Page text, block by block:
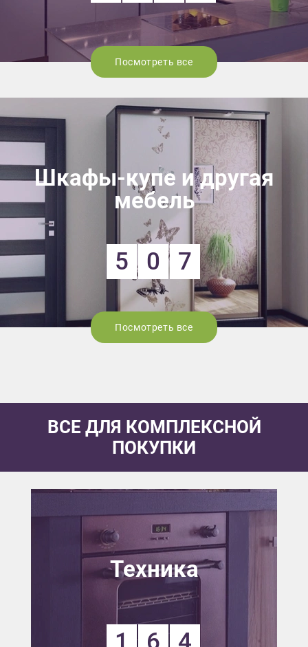
Посмотреть все
Шкафы-купе и другая
мебель
5 0 7
Посмотреть все
ВСЕ ДЛЯ КОМПЛЕКСНОЙ
ПОКУПКИ
Техника